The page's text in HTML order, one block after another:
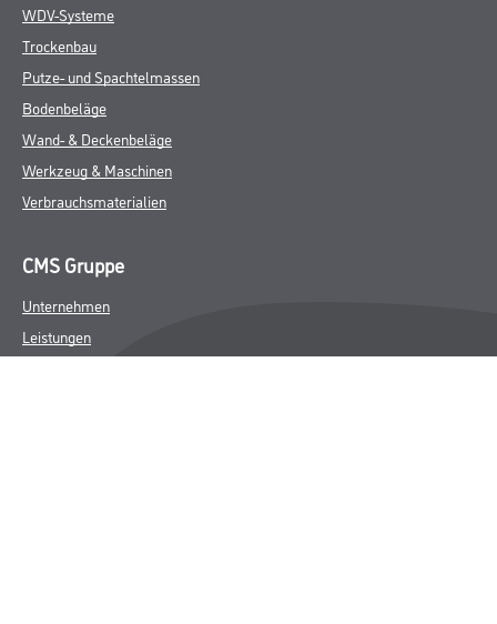
WDV-Systeme
Trockenbau
Putze- und Spachtelmassen
Bodenbeläge
Wand- & Deckenbeläge
Werkzeug & Maschinen
Verbrauchsmaterialien
CMS Gruppe
Unternehmen
Leistungen